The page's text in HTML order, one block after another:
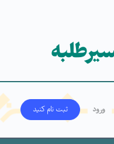
ورود ثبت‌ نام کنید